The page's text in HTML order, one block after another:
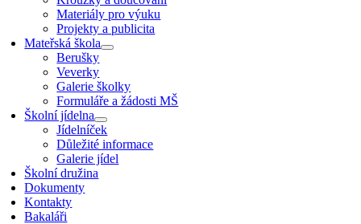
Materiály pro výuku
Projekty a publicita
Mateřská škola
Berušky
Veverky
Galerie školky
Formuláře a žádosti MŠ
Školní jídelna
Jídelníček
Důležité informace
Galerie jídel
Školní družina
Dokumenty
Kontakty
Bakaláři